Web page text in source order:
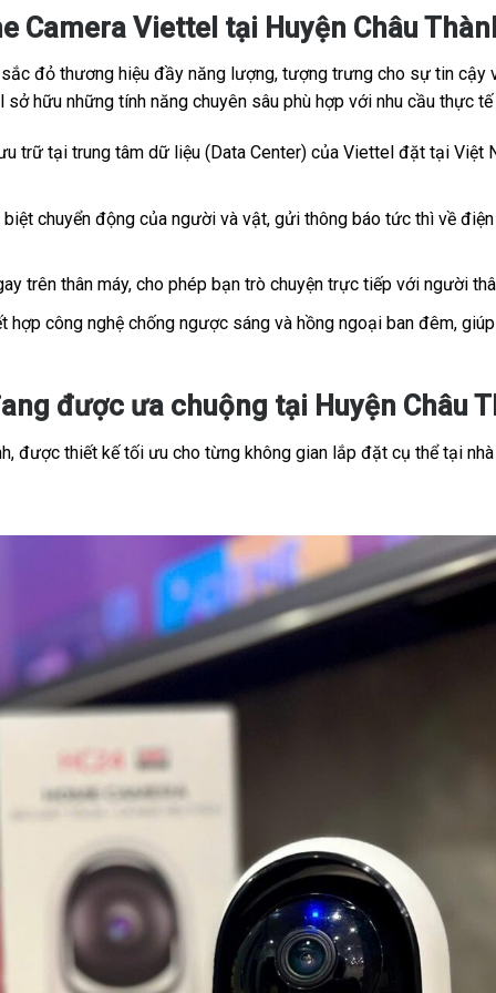
Camera Viettel tại Huyện Châu
đỏ thương hiệu đầy năng lượng, tượng trưng cho sự tin cậy
hữu những tính năng chuyên sâu phù hợp với nhu cầu thực
trữ tại trung tâm dữ liệu (Data Center) của Viettel đặt tại Việt
chuyển động của người và vật, gửi thông báo tức thì về
trên thân máy, cho phép bạn trò chuyện trực tiếp với người
công nghệ chống ngược sáng và hồng ngoại ban đêm,
được ưa chuộng tại Huyện Châu
được thiết kế tối ưu cho từng không gian lắp đặt cụ thể tại